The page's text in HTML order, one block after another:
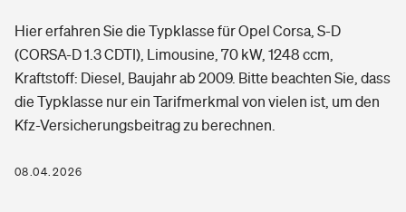
Grundfähigkeitsversicherung
Arbeitsrechtsschutz
Berufshaftpflichtversicherung
Zur Übersicht
Elementarversicherung
Freizeit
Pri­vate Haft­pflicht­
Gesundheit
Private Krankenversicherung
Hier erfahren Sie die Typklasse für Opel Corsa, S-D
(CORSA-D 1.3 CDTI), Limousine, 70 kW, 1248 ccm,
Kraftstoff: Diesel, Baujahr ab 2009. Bitte beachten Sie, dass
die Typklasse nur ein Tarifmerkmal von vielen ist, um den
Kfz-Versicherungsbeitrag zu berechnen.
08.04.2026